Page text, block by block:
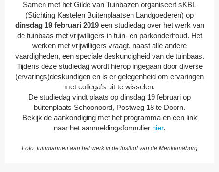
Samen met het Gilde van Tuinbazen organiseert sKBL
(Stichting Kastelen Buitenplaatsen Landgoederen) op
dinsdag 19 februari 2019een studiedag over het werk van
de tuinbaas met vrijwilligers in tuin- en parkonderhoud. Het
werken met vrijwilligers vraagt, naast alle andere
vaardigheden, een speciale deskundigheid van de tuinbaas.
Tijdens deze studiedag wordt hierop ingegaan door diverse
(ervarings)deskundigen en is er gelegenheid om ervaringen
met collega’s uit te wisselen.
De studiedag vindt plaats op dinsdag 19 februari op
buitenplaats Schoonoord, Postweg 18 te Doorn.
Bekijk de aankondiging met het programma en een link
naar het aanmeldingsformulier hier.
Foto: tuinmannen aan het werk in de lusthof van de Menkemaborg